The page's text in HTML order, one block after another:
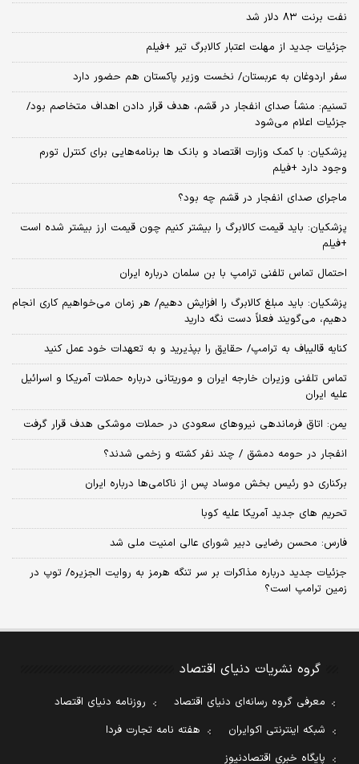
نفت برنت ۸۳ دلار شد
جزئیات جدید از مهلت اعتبار کالابرگ تیر +فیلم
سفر اردوغان به عربستان/ نخست وزیر پاکستان هم حضور دارد
تسنیم: منشأ صدای انفجار در قشم، هدف قرار دادن اهداف متخاصم بود/
جزئیات اعلام می‌شود
پزشکیان: با کمک وزارت اقتصاد و بانک ها برنامه‌هایی برای کنترل تورم
وجود دارد +فیلم
ماجرای صدای انفجار در قشم چه بود؟
پزشکیان: باید قیمت کالابرگ را بیشتر کنیم چون قیمت ارز بیشتر شده است
+فیلم
احتمال تماس تلفنی ترامپ با بن سلمان درباره ایران
پزشکیان: باید مبلغ کالابرگ را افزایش دهیم/ هر زمان می‌خواهیم کاری انجام
دهیم، می‌گویند فعلاً دست نگه دارید
کنایه قالیباف به ترامپ/ حقایق را بپذیرید و به تعهدات خود عمل کنید
تماس تلفنی وزیران خارجه ایران و موریتانی درباره حملات آمریکا و اسرائیل
علیه ایران
یمن: اتاق فرماندهی نیروهای سعودی در حملات موشکی هدف قرار گرفت
انفجار در حومه دمشق / چند نفر کشته و زخمی شدند؟
برکناری دو رئیس بخش موساد پس از ناکامی‌ها درباره ایران
تحریم های جدید آمریکا علیه کوبا
فارس: محسن رضایی دبیر شورای عالی امنیت ملی شد
جزئیات جدید درباره مذاکرات بر سر تنگه هرمز به روایت الجزیره/ توپ در
زمین ترامپ است؟
گروه نشریات دنیای اقتصاد
معرفی گروه رسانه‌ای دنیای اقتصاد
روزنامه دنیای اقتصاد
شبکه اینترنتی اکوایران
هفته نامه تجارت فردا
پایگاه خبری اقتصادنیوز